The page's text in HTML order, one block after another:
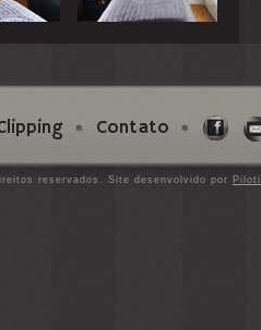
Contato
reservados. Site desenvolvido por Piloti